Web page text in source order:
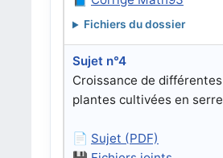
Fichiers du dossier
Sujet n°4
Croissance de différentes
plantes cultivées en serre
📄 Sujet (PDF)